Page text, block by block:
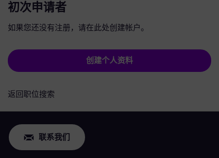
初次申请者
如果您还没有注册，请在此处创建帐户。
创建个人资料
返回职位搜索
联系我们